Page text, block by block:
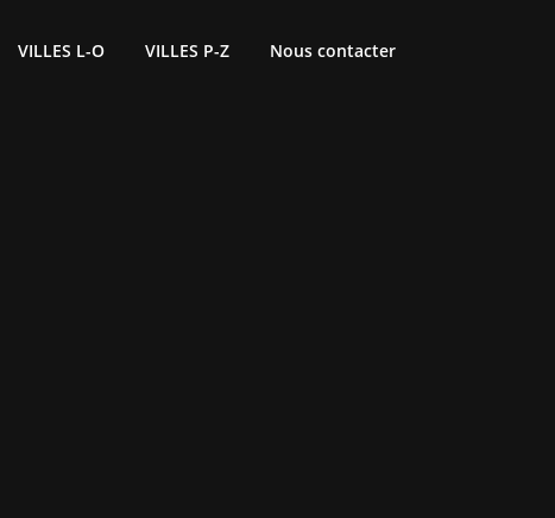
VILLES L-O VILLES P-Z Nous contacter